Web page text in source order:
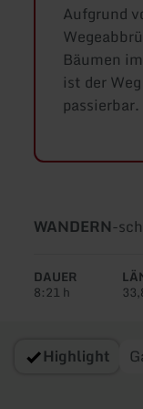
Aufgrund
Bäumen
ist der
passierbar.
Art
Tour:
WANDERN-
DAUER
8:21 h
Highlight